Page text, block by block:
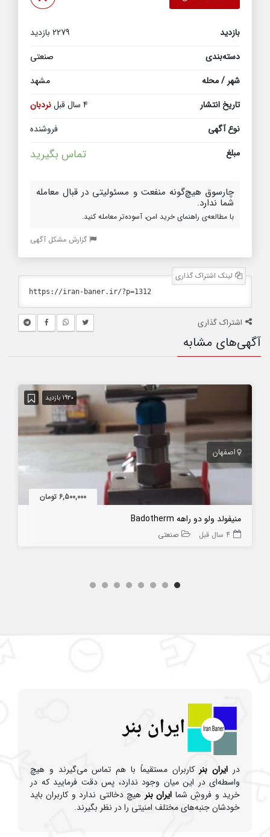
بازدید
2279 بازدید
دسته‌بندی
صنعتی
شهر / محله
مشهد
تاریخ انتشار
4 سال قبل
نردبان
نوع آگهی
فروشنده
مبلغ
تماس بگیرید
چارسوق هیچ‌گونه منفعت و مسئولیتی در قبال معامله
شما ندارد.
با مطالعه‌ی راهنمای خرید امن، آسوده‌تر معامله کنید.
گزارش مشکل آگهی
لینک اشتراک گذاری
اشتراک گذاری
آگهی‌های مشابه
1920 بازدید
اصفهان
6,500,000 تومان
منیفولد ولو دو راهه Badotherm
4 سال قبل صنعتی
در ایران بنر کاربران مستقیماً با هم تماس می‌گیرند و هیچ
واسطه‌ای در این میان وجود ندارد، پس دقت فرمایید که در
خرید و فروشِ شما ایران بنر هیچ دخالتی ندارد و کاربران باید
خودشان جنبه‌های مختلف امنیتی را در نظر بگیرند.